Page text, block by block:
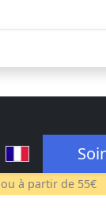
ou à partir de 55€